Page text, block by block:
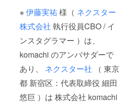
※伊藤実祐様（ ネクスター
株式会社 執行役員CBO / イ
ンスタグラマー ）は、
komachi のアンバサダーで
あり、 ネクスター社 （ 東京
都 新宿区：代表取締役 細田
悠巨 ）は 株式会社 komachi